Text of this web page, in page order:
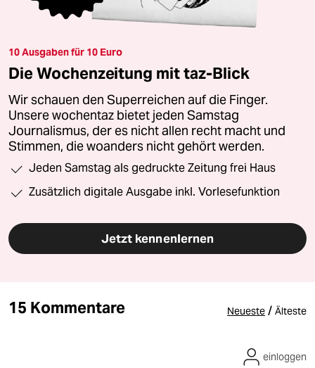
10 Ausgaben für 10 Euro
Die Wochenzeitung mit taz-Blick
Wir schauen den Superreichen auf die Finger.
Unsere wochentaz bietet jeden Samstag
Journalismus, der es nicht allen recht macht und
Stimmen, die woanders nicht gehört werden.
Jeden Samstag als gedruckte Zeitung frei Haus
Zusätzlich digitale Ausgabe inkl. Vorlesefunktion
Jetzt kennenlernen
15 Kommentare Neueste / Älteste
einloggen